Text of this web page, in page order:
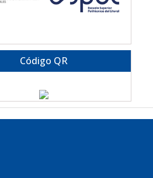
Código QR
- Ecuador